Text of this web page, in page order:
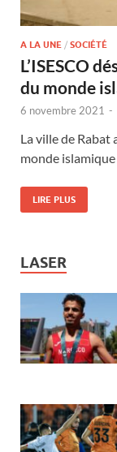
A LA UNE / SOCIÉTÉ
L’ISESCO
du monde
6 novembre 2021 -
La ville de Rabat
monde
LIRE PLUS
LASER